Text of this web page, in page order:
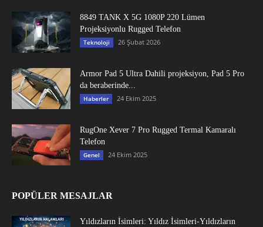
8849 TANK X 5G 1080P 220 Lümen
Projeksiyonlu Rugged Telefon
Teknoloji 26 Şubat 2026
Armor Pad 5 Ultra Dahili projeksiyon, Pad 5 Pro
da beraberinde...
Haberler 24 Ekim 2025
RugOne Xever 7 Pro Rugged Termal Kamaralı
Telefon
Genel 24 Ekim 2025
POPÜLER MESAJLAR
Yıldızların İsimleri: Yıldız İsimleri-Yıldızların